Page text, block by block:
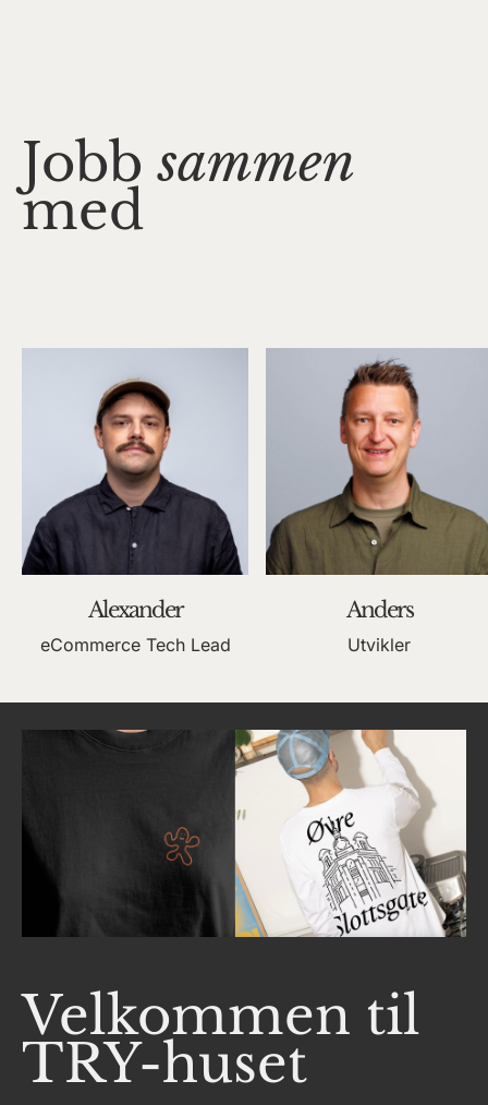
Jobbsammen
med
Alexander
eCommerce Tech Lead
Anders
Utvikler
Velkommen til
TRY-huset